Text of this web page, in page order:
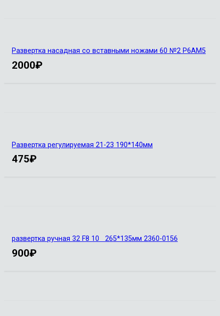
Развертка насадная со вставными ножами 60 №2 Р6АМ5
2000₽
Развертка регулируемая 21-23 190*140мм
475₽
развертка ручная 32 F8 10 265*135мм 2360-0156
900₽